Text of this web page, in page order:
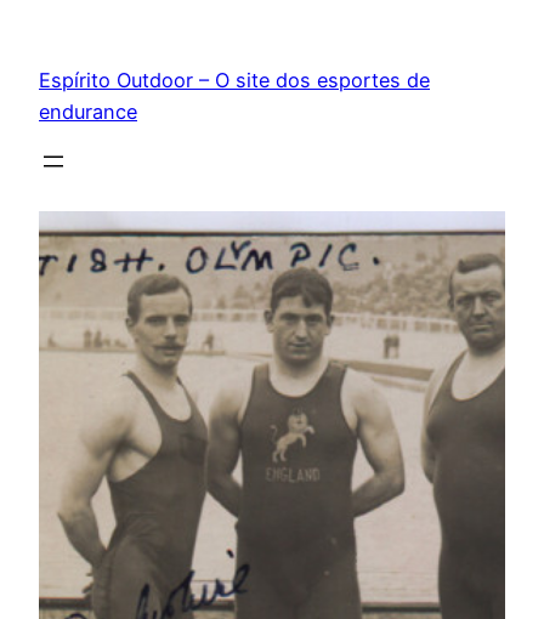
conteúdo
Espírito Outdoor – O site dos esportes de
endurance